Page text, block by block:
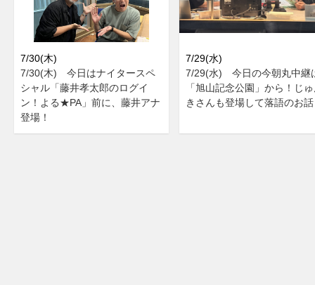
7/30(木)
7/30(木) 今日はナイタースペ
シャル「藤井孝太郎のログイ
ン！よる★PA」前に、藤井アナ
登場！
7/29(水)
7/29(水) 今日の今朝丸中継
「旭山記念公園」から！じ
きさんも登場して落語のお